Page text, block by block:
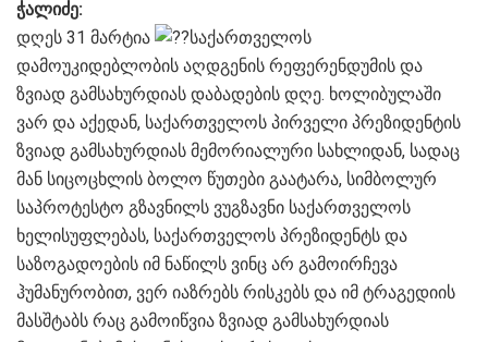
ჭალიძე:
დღეს 31 მარტია
საქართველოს
დამოუკიდებლობის აღდგენის რეფერენდუმის და
ზვიად გამსახურდიას დაბადების დღე. ხოლიბულაში
ვარ და აქედან, საქართველოს პირველი პრეზიდენტის
ზვიად გამსახურდიას მემორიალური სახლიდან, სადაც
მან სიცოცხლის ბოლო წუთები გაატარა, სიმბოლურ
საპროტესტო გზავნილს ვუგზავნი საქართველოს
ხელისუფლებას, საქართველოს პრეზიდენტს და
საზოგადოების იმ ნაწილს ვინც არ გამოირჩევა
ჰუმანურობით, ვერ იაზრებს რისკებს და იმ ტრაგედიის
მასშტაბს რაც გამოიწვია ზვიად გამსახურდიას